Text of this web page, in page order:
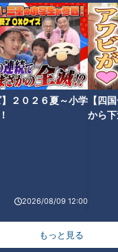
】２０２６夏～小学
2026/08/09 12:00
【四
から
もっと見る
ーヤ